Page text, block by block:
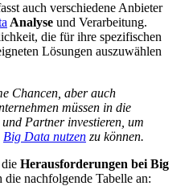
auch verschiedene Anbieter
Analyse und Verarbeitung.
die für ihre spezifischen
Lösungen auszuwählen
Chancen, aber auch
müssen in die
Partner investieren, um
Big Data nutzen zu können.
Herausforderungen bei Big
die nachfolgende Tabelle an: